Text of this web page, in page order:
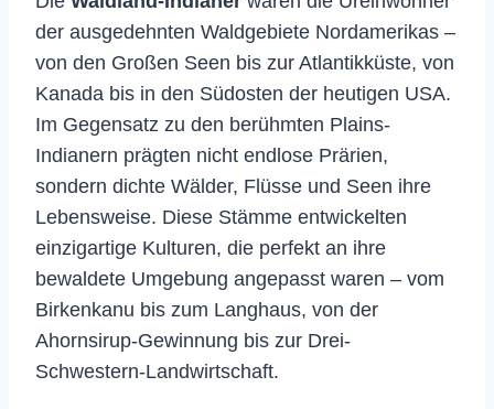
der ausgedehnten Waldgebiete Nordamerikas –
von den Großen Seen bis zur Atlantikküste, von
Kanada bis in den Südosten der heutigen USA.
Im Gegensatz zu den berühmten Plains-
Indianern prägten nicht endlose Prärien,
sondern dichte Wälder, Flüsse und Seen ihre
Lebensweise. Diese Stämme entwickelten
einzigartige Kulturen, die perfekt an ihre
bewaldete Umgebung angepasst waren – vom
Birkenkanu bis zum Langhaus, von der
Ahornsirup-Gewinnung bis zur Drei-
Schwestern-Landwirtschaft.